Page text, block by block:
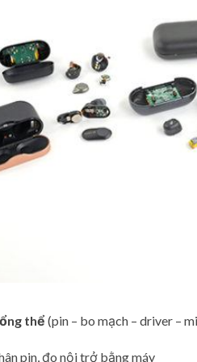
thể (pin – bo mạch – driver –
pin, đo nội trở bằng máy